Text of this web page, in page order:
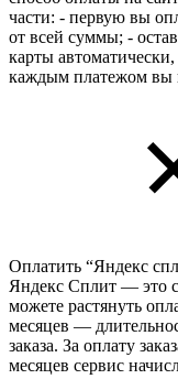
части: - первую вы
от всей суммы; -
карты
каждым платежом вы
Оплатить “Яндекс
Яндекс Cплит — это
можете растянуть
месяцев —
заказа. За оплату
месяцев сервис